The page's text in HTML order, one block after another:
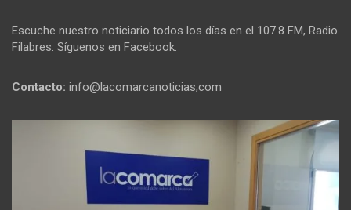
Escuche nuestro noticiario todos los días en el 107.8 FM, Radio
Filabres. Síguenos en Facebook.
Contacto: info@lacomarcanoticias,com